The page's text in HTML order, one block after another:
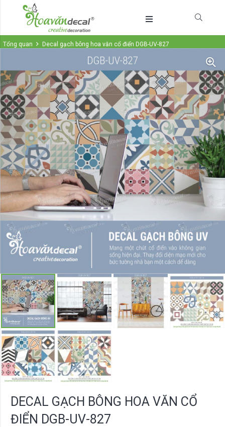
Tổng quan Decal gạch bông hoa văn cổ điển DGB-UV-827
DECAL GẠCH BÔNG HOA VĂN CỔ
ĐIỂN DGB-UV-827